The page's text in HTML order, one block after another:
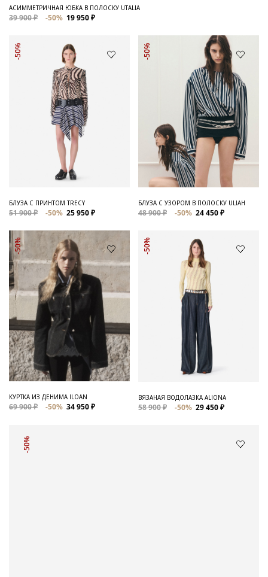
АСИММЕТРИЧНАЯ ЮБКА В ПОЛОСКУ UTALIA
39 900 ₽ -50% 19 950 ₽
-50%
БЛУЗА С ПРИНТОМ TRECY
51 900 ₽ -50% 25 950 ₽
-50%
БЛУЗА С УЗОРОМ В ПОЛОСКУ ULIAH
48 900 ₽ -50% 24 450 ₽
-50%
КУРТКА ИЗ ДЕНИМА ILOAN
69 900 ₽ -50% 34 950 ₽
-50%
ВЯЗАНАЯ ВОДОЛАЗКА ALIONA
58 900 ₽ -50% 29 450 ₽
-50%